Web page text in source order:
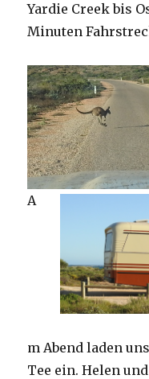
Yardie Creek bis
Minuten
A
m Abend laden
Tee ein. Helen